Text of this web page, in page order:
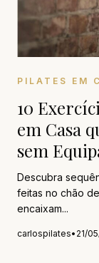
PILATES EM
10
em Casa
sem
Descubra
feitas no chão
encaixam...
carlospilates• 21/